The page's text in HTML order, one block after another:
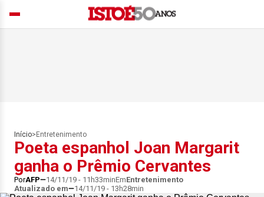
Início> Entretenimento
Poeta espanhol Joan Margarit
ganha o Prêmio Cervantes
PorAFP 14/11/19 - 11h33minEmEntretenimento
Atualizado em
14/11/19 - 13h28min